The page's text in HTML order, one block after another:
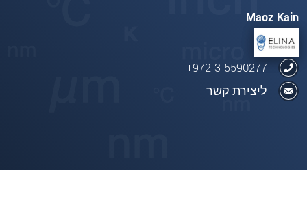
Maoz Kain
972-3-5590277+
ליצירת קשר